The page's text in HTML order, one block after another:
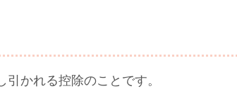
かれる控除のことです。